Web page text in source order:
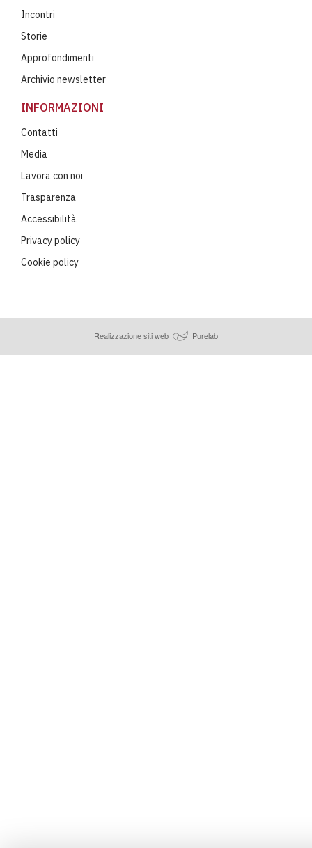
Incontri
Storie
Approfondimenti
Archivio newsletter
INFORMAZIONI
Contatti
Media
Lavora con noi
Trasparenza
Accessibilità
Privacy policy
Cookie policy
Realizzazione siti web Purelab